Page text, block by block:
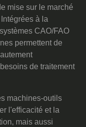
mise sur le marché
à la
CAO/FAO
permettent de
de traitement
machines-outils
l'efficacité et la
mais aussi